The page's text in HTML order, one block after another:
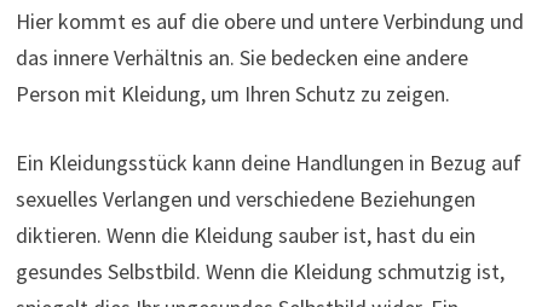
Hier kommt es auf die obere und untere Verbindung und
das innere Verhältnis an. Sie bedecken eine andere
Person mit Kleidung, um Ihren Schutz zu zeigen.
Ein Kleidungsstück kann deine Handlungen in Bezug auf
sexuelles Verlangen und verschiedene Beziehungen
diktieren. Wenn die Kleidung sauber ist, hast du ein
gesundes Selbstbild. Wenn die Kleidung schmutzig ist,